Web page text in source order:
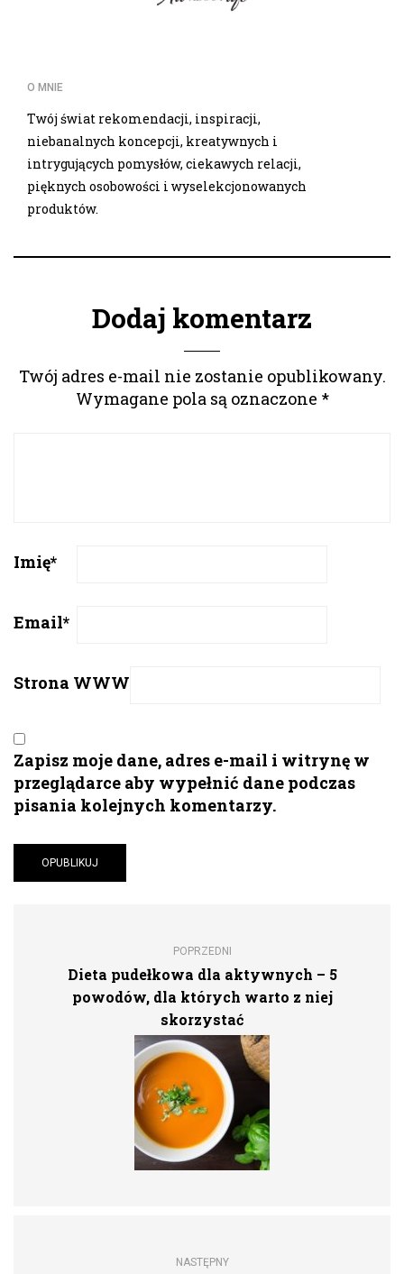
O MNIE
Twój świat rekomendacji, inspiracji,
niebanalnych koncepcji, kreatywnych i
intrygujących pomysłów, ciekawych relacji,
pięknych osobowości i wyselekcjonowanych
produktów.
Dodaj komentarz
Twój adres e-mail nie zostanie opublikowany.
Wymagane pola są oznaczone *
Imię*
Email*
Strona WWW
Zapisz moje dane, adres e-mail i witrynę w
przeglądarce aby wypełnić dane podczas
pisania kolejnych komentarzy.
POPRZEDNI
Dieta pudełkowa dla aktywnych – 5
powodów, dla których warto z niej
skorzystać
NASTĘPNY